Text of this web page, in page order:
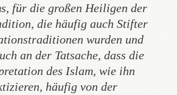
für die großen Heiligen der
die häufig auch Stifter
wurden und
an der Tatsache, dass die
des Islam, wie ihn
häufig von der